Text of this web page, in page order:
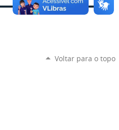
Voltar para o topo